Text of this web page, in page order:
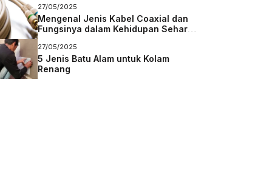
27/05/2025
Mengenal Jenis Kabel Coaxial dan
Fungsinya dalam Kehidupan Sehari-
27/05/2025
5 Jenis Batu Alam untuk Kolam
Renang